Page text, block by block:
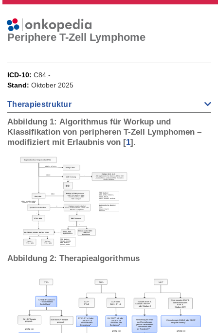
Periphere T-Zell Lymphome
ICD-10 C84.-
Stand
Oktober 2025
Therapiestruktur
Abbildung 1: Algorithmus für Workup und
Klassifikation von peripheren T-Zell Lymphomen –
modifiziert mit Erlaubnis von [1].
Abbildung 2: Therapiealgorithmus